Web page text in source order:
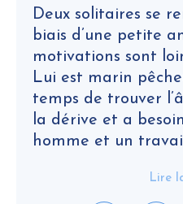
Deux solitaires se
biais d’une petite
motivations sont
Lui est marin
temps de trouver
la dérive et a
homme et un
Lire